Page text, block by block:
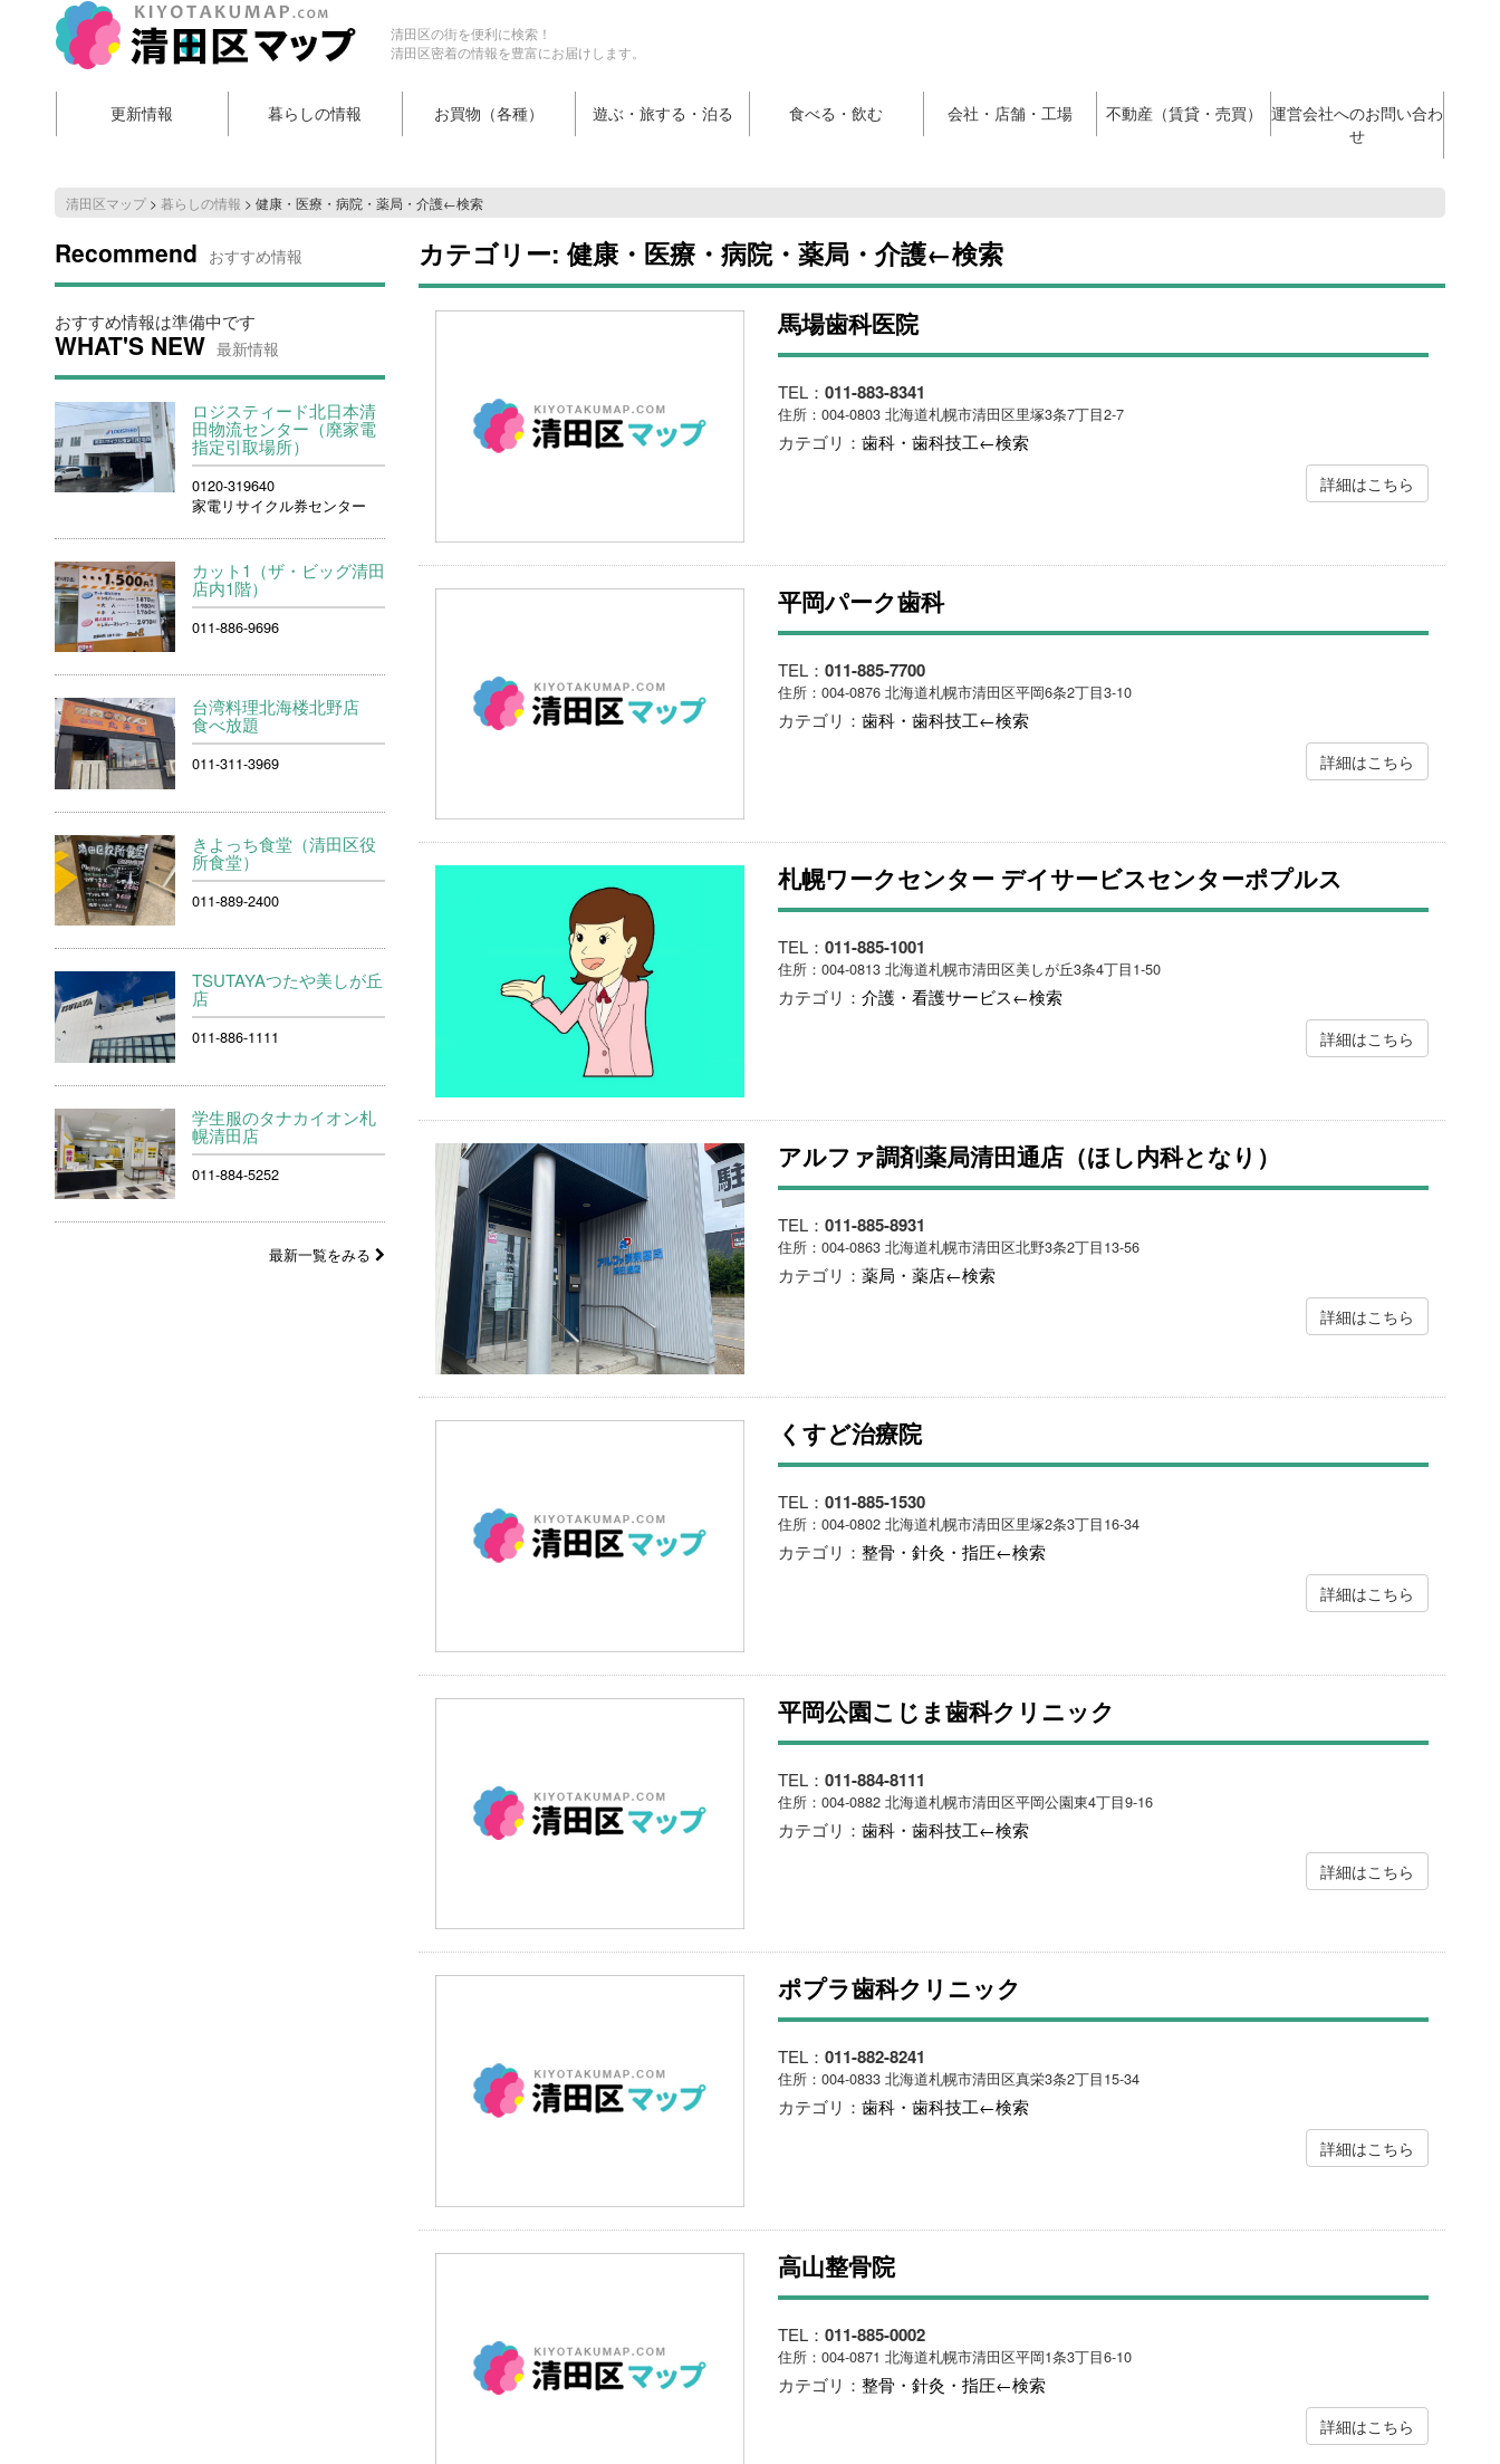
清田区の街を便利に検索！
清田区密着の情報を豊富にお届けします。
更新情報 暮らしの情報 お買物（各種） 遊ぶ・旅する・泊る 食べる・飲む 会社・店舗・工場 不動産（賃貸・売買）
運営会社へのお問い合わ
せ
清田区マップ> 暮らしの情報 > 健康・医療・病院・薬局・介護←検索
カテゴリー:健康・医療・病院・薬局・介護←検索
馬場歯科医院
TEL： 011-883-8341
住所：004-0803 北海道札幌市清田区里塚3条7丁目2-7
カテゴリ： 歯科・歯科技工←検索
詳細はこちら
平岡パーク歯科
TEL： 011-885-7700
住所：004-0876 北海道札幌市清田区平岡6条2丁目3-10
カテゴリ： 歯科・歯科技工←検索
詳細はこちら
札幌ワークセンター デイサービスセンターポプルス
TEL： 011-885-1001
住所：004-0813 北海道札幌市清田区美しが丘3条4丁目1-50
カテゴリ： 介護・看護サービス←検索
詳細はこちら
アルファ調剤薬局清田通店（ほし内科となり）
TEL： 011-885-8931
住所：004-0863 北海道札幌市清田区北野3条2丁目13-56
カテゴリ： 薬局・薬店←検索
詳細はこちら
くすど治療院
TEL： 011-885-1530
住所：004-0802 北海道札幌市清田区里塚2条3丁目16-34
カテゴリ： 整骨・針灸・指圧←検索
詳細はこちら
平岡公園こじま歯科クリニック
TEL： 011-884-8111
住所：004-0882 北海道札幌市清田区平岡公園東4丁目9-16
カテゴリ： 歯科・歯科技工←検索
詳細はこちら
ポプラ歯科クリニック
TEL： 011-882-8241
住所：004-0833 北海道札幌市清田区真栄3条2丁目15-34
カテゴリ： 歯科・歯科技工←検索
詳細はこちら
高山整骨院
TEL： 011-885-0002
住所：004-0871 北海道札幌市清田区平岡1条3丁目6-10
カテゴリ： 整骨・針灸・指圧←検索
詳細はこちら
Recommend おすすめ情報
おすすめ情報は準備中です
WHAT'S NEW 最新情報
ロジスティード北日本清
田物流センター（廃家電
指定引取場所）
0120-319640
家電リサイクル券センター
カット1（ザ・ビッグ清田
店内1階）
011-886-9696
台湾料理北海楼北野店
食べ放題
011-311-3969
きよっち食堂（清田区役
所食堂）
011-889-2400
TSUTAYAつたや美しが丘
店
011-886-1111
学生服のタナカイオン札
幌清田店
011-884-5252
最新一覧をみる